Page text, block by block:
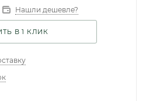
Нашли дешевле?
В 1 КЛИК